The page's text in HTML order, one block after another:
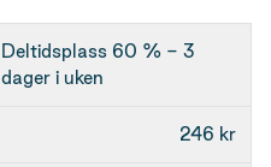
Deltidsplass 60 % - 3
dager i uken
246 kr